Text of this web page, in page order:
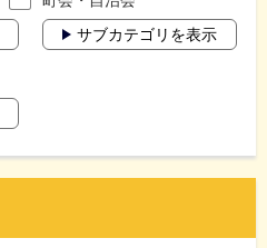
サブカテゴリを表示